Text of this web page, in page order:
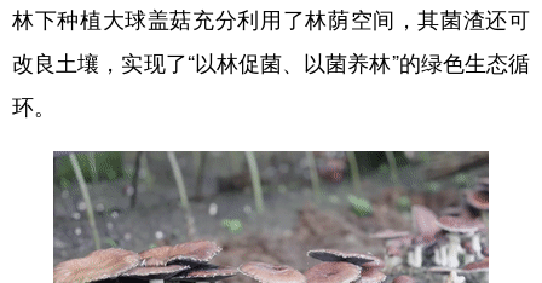
林下种植大球盖菇充分利用了林荫空间，其菌渣还可
改良土壤，实现了“以林促菌、以菌养林”的绿色生态循
环。